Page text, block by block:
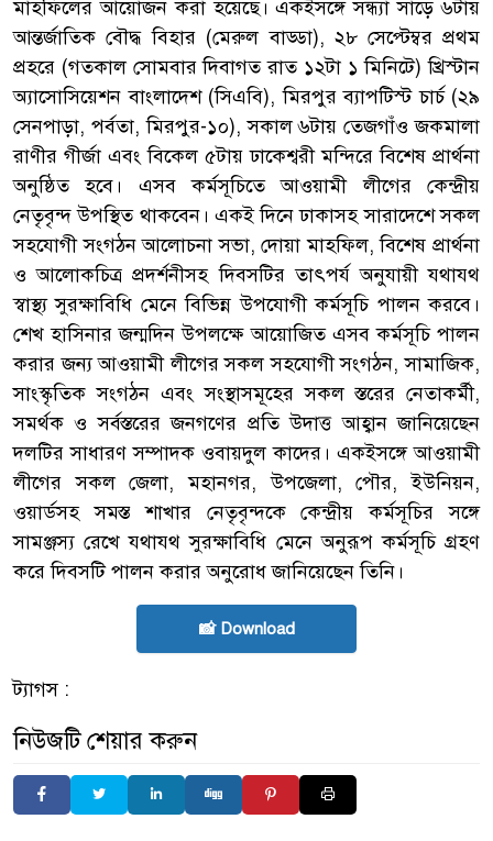
মাহফিলের আয়োজন করা হয়েছে। একইসঙ্গে সন্ধ্যা সাড়ে ৬টায়
আন্তর্জাতিক বৌদ্ধ বিহার (মেরুল বাড্ডা), ২৮ সেপ্টেম্বর প্রথম
প্রহরে (গতকাল সোমবার দিবাগত রাত ১২টা ১ মিনিটে) খ্রিস্টান
অ্যাসোসিয়েশন বাংলাদেশ (সিএবি), মিরপুর ব্যাপটিস্ট চার্চ (২৯
সেনপাড়া, পর্বতা, মিরপুর-১০), সকাল ৬টায় তেজগাঁও জকমালা
রাণীর গীর্জা এবং বিকেল ৫টায় ঢাকেশ্বরী মন্দিরে বিশেষ প্রার্থনা
অনুষ্ঠিত হবে। এসব কর্মসূচিতে আওয়ামী লীগের কেন্দ্রীয়
নেতৃবৃন্দ উপস্থিত থাকবেন। একই দিনে ঢাকাসহ সারাদেশে সকল
সহযোগী সংগঠন আলোচনা সভা, দোয়া মাহফিল, বিশেষ প্রার্থনা
ও আলোকচিত্র প্রদর্শনীসহ দিবসটির তাৎপর্য অনুযায়ী যথাযথ
স্বাস্থ্য সুরক্ষাবিধি মেনে বিভিন্ন উপযোগী কর্মসূচি পালন করবে।
শেখ হাসিনার জন্মদিন উপলক্ষে আয়োজিত এসব কর্মসূচি পালন
করার জন্য আওয়ামী লীগের সকল সহযোগী সংগঠন, সামাজিক,
সাংস্কৃতিক সংগঠন এবং সংস্থাসমূহের সকল স্তরের নেতাকর্মী,
সমর্থক ও সর্বস্তরের জনগণের প্রতি উদাত্ত আহ্বান জানিয়েছেন
দলটির সাধারণ সম্পাদক ওবায়দুল কাদের। একইসঙ্গে আওয়ামী
লীগের সকল জেলা, মহানগর, উপজেলা, পৌর, ইউনিয়ন,
ওয়ার্ডসহ সমস্ত শাখার নেতৃবৃন্দকে কেন্দ্রীয় কর্মসূচির সঙ্গে
সামঞ্জস্য রেখে যথাযথ সুরক্ষাবিধি মেনে অনুরূপ কর্মসূচি গ্রহণ
করে দিবসটি পালন করার অনুরোধ জানিয়েছেন তিনি।
📸 Download
ট্যাগস :
নিউজটি শেয়ার করুন